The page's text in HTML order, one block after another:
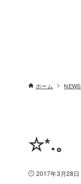
ホーム NEWS
☆*.。
2017年3月28日